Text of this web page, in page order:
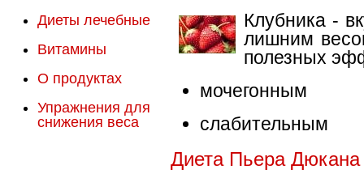
Клубника -
лишним
полезных
мочегонным
слабительным
Диета Пьера Дюкана
Диеты лечебные
Витамины
О продуктах
Упражнения для
снижения веса